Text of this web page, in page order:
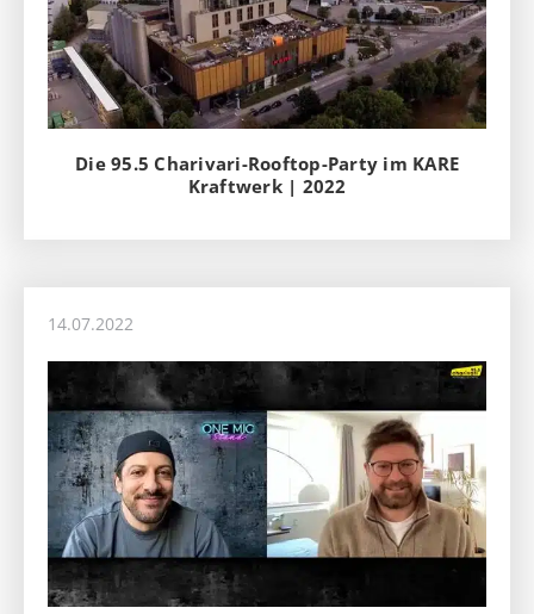
Die 95.5 Charivari-Rooftop-Party im KARE
Kraftwerk | 2022
14.07.2022